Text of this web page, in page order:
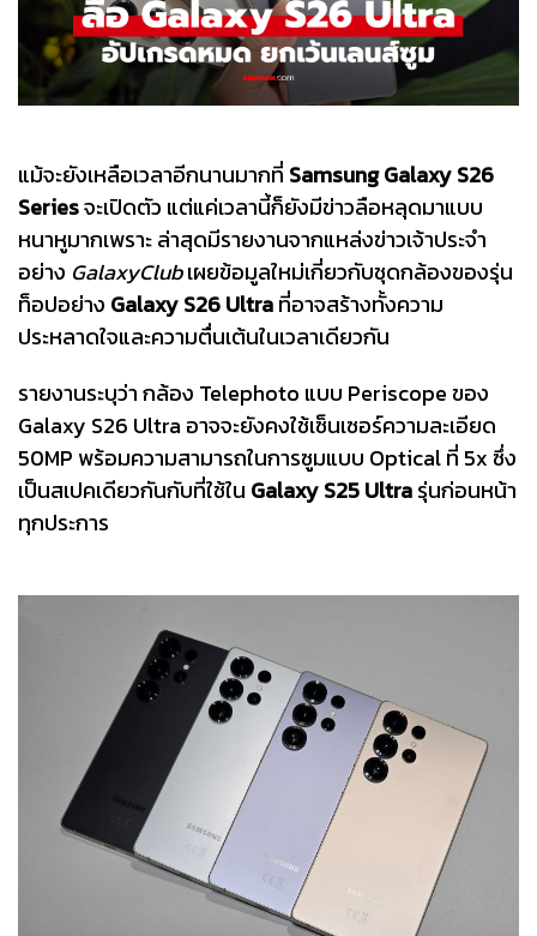
แม้จะยังเหลือเวลาอีกนานมากที่ Samsung Galaxy S26
Seriesจะเปิดตัว แต่แค่เวลานี้ก็ยังมีข่าวลือหลุดมาแบบ
หนาหูมากเพราะ ล่าสุดมีรายงานจากแหล่งข่าวเจ้าประจำ
อย่าง GalaxyClubเผยข้อมูลใหม่เกี่ยวกับชุดกล้องของรุ่น
ท็อปอย่าง Galaxy S26 Ultraที่อาจสร้างทั้งความ
ประหลาดใจและความตื่นเต้นในเวลาเดียวกัน
รายงานระบุว่า กล้อง Telephoto แบบ Periscope ของ
Galaxy S26 Ultra อาจจะยังคงใช้เซ็นเซอร์ความละเอียด
50MP พร้อมความสามารถในการซูมแบบ Optical ที่ 5x ซึ่ง
เป็นสเปคเดียวกันกับที่ใช้ใน Galaxy S25 Ultraรุ่นก่อนหน้า
ทุกประการ